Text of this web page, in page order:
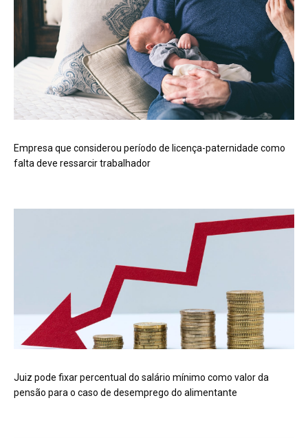
Empresa que considerou período de licença-paternidade como
falta deve ressarcir trabalhador
Juiz pode fixar percentual do salário mínimo como valor da
pensão para o caso de desemprego do alimentante